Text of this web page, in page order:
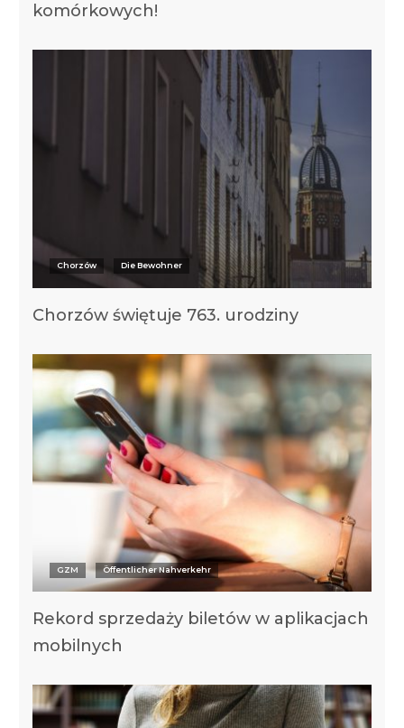
komórkowych!
Chorzów Die Bewohner
Chorzów świętuje 763. urodziny
GZM Öffentlicher Nahverkehr
Rekord sprzedaży biletów w aplikacjach
mobilnych